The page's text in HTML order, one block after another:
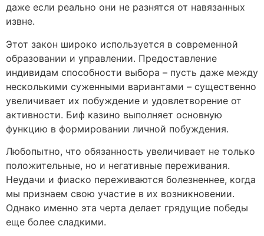
даже если реально они не разнятся от навязанных
извне.
Этот закон широко используется в современной
образовании и управлении. Предоставление
индивидам способности выбора – пусть даже между
несколькими суженными вариантами – существенно
увеличивает их побуждение и удовлетворение от
активности. Биф казино выполняет основную
функцию в формировании личной побуждения.
Любопытно, что обязанность увеличивает не только
положительные, но и негативные переживания.
Неудачи и фиаско переживаются болезненнее, когда
мы признаем свою участие в их возникновении.
Однако именно эта черта делает грядущие победы
еще более сладкими.